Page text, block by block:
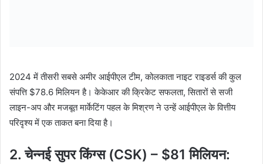
2024 में तीसरी सबसे अमीर आईपीएल टीम, कोलकाता नाइट राइडर्स की कुल
संपत्ति $78.6 मिलियन है। केकेआर की क्रिकेट सफलता, सितारों से सजी
लाइन-अप और मजबूत मार्केटिंग पहल के मिश्रण ने उन्हें आईपीएल के वित्तीय
परिदृश्य में एक ताकत बना दिया है।
2. चेन्नई सुपर किंग्स (CSK) – $81 मिलियन: